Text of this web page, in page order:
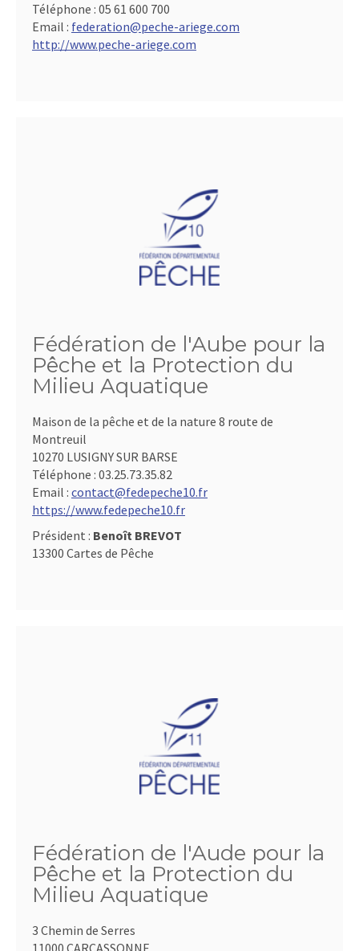
Téléphone : 05 61 600 700
Email : federation@peche-ariege.com
http://www.peche-ariege.com
Fédération de l'Aube pour la
Pêche et la Protection du
Milieu Aquatique
Maison de la pêche et de la nature 8 route de
Montreuil
10270 LUSIGNY SUR BARSE
Téléphone : 03.25.73.35.82
Email : contact@fedepeche10.fr
https://www.fedepeche10.fr
Président : Benoît BREVOT
13300 Cartes de Pêche
Fédération de l'Aude pour la
Pêche et la Protection du
Milieu Aquatique
3 Chemin de Serres
11000 CARCASSONNE